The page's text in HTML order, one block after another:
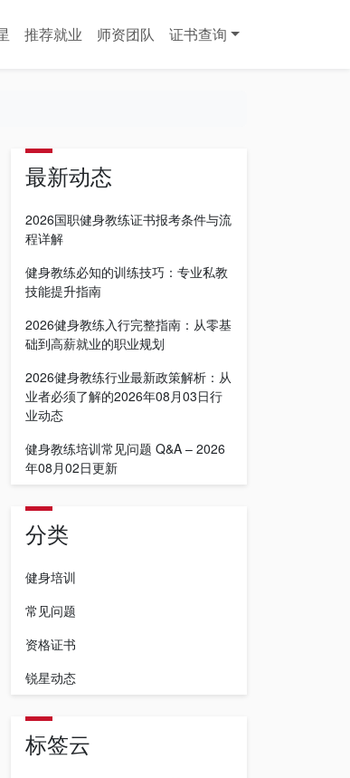
推荐就业 师资团队 证书查询
最新动态
2026国职健身教练证书报考条件与流
程详解
健身教练必知的训练技巧：专业私教
技能提升指南
2026健身教练入行完整指南：从零基
础到高薪就业的职业规划
2026健身教练行业最新政策解析：从
业者必须了解的2026年08月03日行
业动态
健身教练培训常见问题 Q&A – 2026
年08月02日更新
分类
健身培训
常见问题
资格证书
锐星动态
标签云